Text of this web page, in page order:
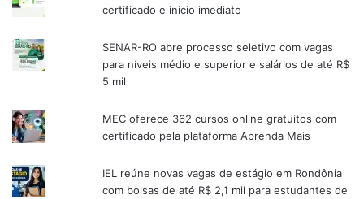
certificado e início imediato
SENAR-RO abre processo seletivo com vagas
para níveis médio e superior e salários de até R$
5 mil
MEC oferece 362 cursos online gratuitos com
certificado pela plataforma Aprenda Mais
IEL reúne novas vagas de estágio em Rondônia
com bolsas de até R$ 2,1 mil para estudantes de